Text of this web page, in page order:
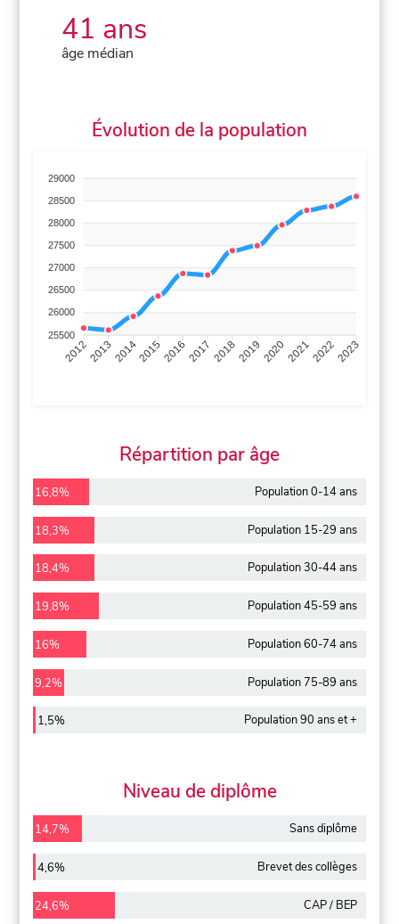
41 ans
âge médian
Évolution de la population
29000
28500
28000
27500
27000
26500
26000
25500
201220132014201520162017 201820192020202120222023
Répartition par âge
16,8% Population 0-14 ans
18,3% Population 15-29 ans
18,4% Population 30-44 ans
19,8% Population 45-59 ans
16% Population 60-74 ans
9,2% Population 75-89 ans
1,5% Population 90 ans et +
Niveau de diplôme
14,7% Sans diplôme
4,6% Brevet des collèges
24,6% CAP / BEP